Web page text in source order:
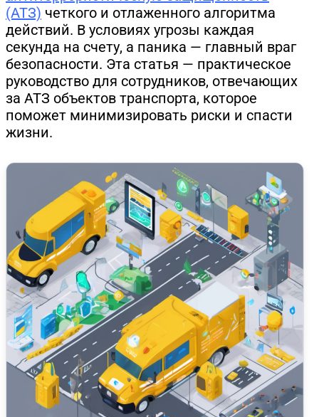
(АТЗ) четкого и отлаженного алгоритма
действий. В условиях угрозы каждая
секунда на счету, а паника — главный враг
безопасности. Эта статья — практическое
руководство для сотрудников, отвечающих
за АТЗ объектов транспорта, которое
поможет минимизировать риски и спасти
жизни.